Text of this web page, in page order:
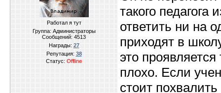
Работал я тут
Группа: Администраторы
Сообщений: 4513
Награды: 27
Репутация: 38
Статус: Offline
такого
ответить ни на
приходят в
это
плохо. Если
стоит